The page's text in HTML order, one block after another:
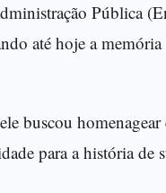
Pública
até hoje a
buscou homenagear
para a história de